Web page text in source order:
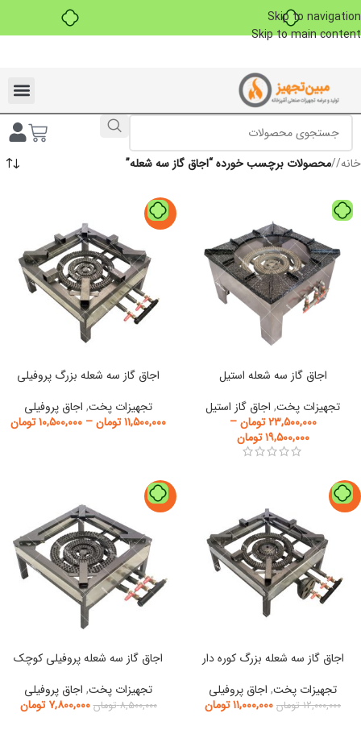
Skip to navigation
Skip to main contentتخفیفات ویژه به مناسبت ماه محرم
خانه/ محصولات برچسب خورده “اجاق گاز سه شعله”
اجاق گاز سه شعله استیل
تجهیزات پخت, اجاق گاز استیل
۲۳,۵۰۰,۰۰۰ تومان –
۱۹,۵۰۰,۰۰۰ تومان
-9%
اجاق گاز سه شعله بزرگ پروفیلی
تجهیزات پخت, اجاق پروفیلی
۱۱,۵۰۰,۰۰۰تومان– ۱۰,۵۰۰,۰۰۰تومان
-8%
اجاق گاز سه شعله بزرگ کوره دار
تجهیزات پخت, اجاق پروفیلی
۱۲,۰۰۰,۰۰۰ تومان ۱۱,۰۰۰,۰۰۰تومان
-8%
اجاق گاز سه شعله پروفیلی کوچک
تجهیزات پخت, اجاق پروفیلی
۸,۵۰۰,۰۰۰ تومان ۷,۸۰۰,۰۰۰ تومان